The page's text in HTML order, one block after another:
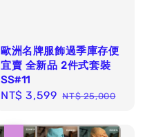
歐洲名牌服飾過季庫存便
宜賣 全新品 2件式套裝
SS#11
Sale
NT$ 3,599 Regular
NT$ 25,000